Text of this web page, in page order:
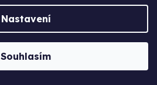
Nastavení
Souhlasím